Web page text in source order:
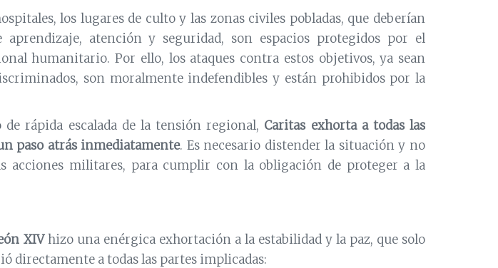
los lugares de culto y las zonas civiles pobladas, que deberían
aprendizaje, atención y seguridad, son espacios protegidos por el
humanitario. Por ello, los ataques contra estos objetivos, ya sean
son moralmente indefendibles y están prohibidos por la
rápida escalada de la tensión regional, Caritas exhorta a todas las
paso atrás inmediatamente. Es necesario distender la situación y no
acciones militares, para cumplir con la obligación de proteger a la
XIVhizo una enérgica exhortación a la estabilidad y la paz, que solo
directamente a todas las partes implicadas: